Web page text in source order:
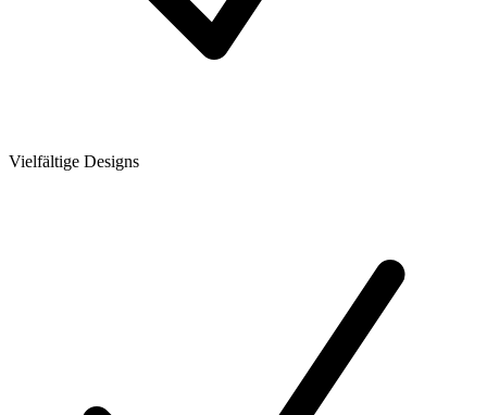
Vielfältige Designs